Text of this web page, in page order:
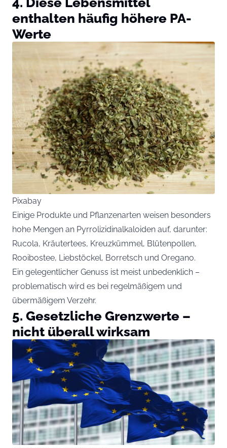
enthalten häufig höhere PA-
Werte
Pixabay
Einige Produkte und Pflanzenarten weisen besonders
hohe Mengen an Pyrrolizidinalkaloiden auf, darunter:
Rucola, Kräutertees, Kreuzkümmel, Blütenpollen,
Rooibostee, Liebstöckel, Borretsch und Oregano.
Ein gelegentlicher Genuss ist meist unbedenklich –
problematisch wird es bei regelmäßigem und
übermäßigem Verzehr.
5. Gesetzliche Grenzwerte –
nicht überall wirksam